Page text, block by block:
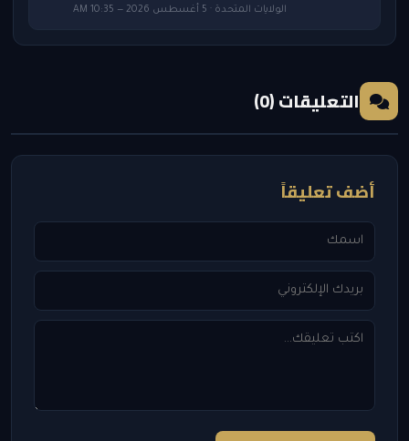
الولايات المتحدة · 5 أغسطس 2026 — 10:35 AM
التعليقات (0)
أضف تعليقاً